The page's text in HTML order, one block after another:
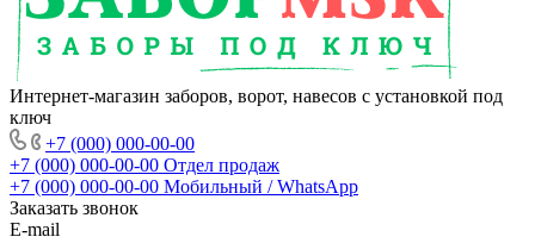
Интернет-магазин заборов, ворот, навесов с установкой под
ключ
+7 (000) 000-00-00
+7 (000) 000-00-00 Отдел продаж
+7 (000) 000-00-00 Мобильный / WhatsApp
Заказать звонок
E-mail